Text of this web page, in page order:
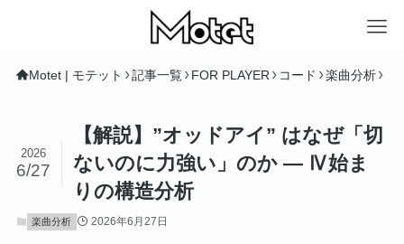
Motet | モテット 記事一覧 FOR PLAYER コード 楽曲分析
【解説】”オッドアイ” はなぜ「切
ないのに力強い」のか ― Ⅳ始ま
りの構造分析
2026
6/27
楽曲分析 2026年6月27日